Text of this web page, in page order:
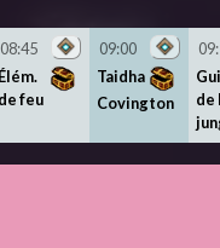
08:45
Élém.
de feu
09:00
Taidha
Covington
de